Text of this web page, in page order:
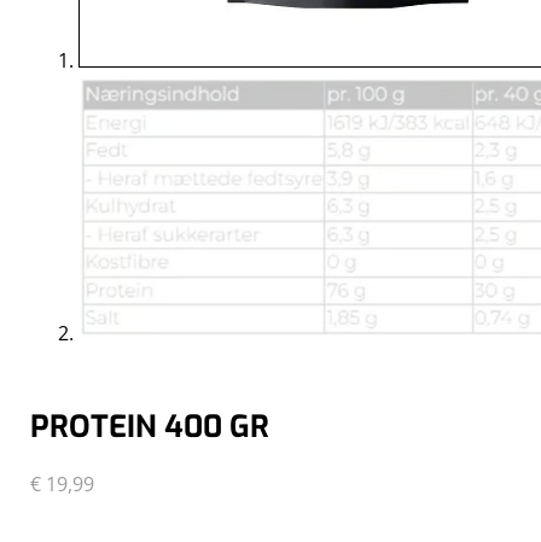
PROTEIN 400 GR
€ 19,99